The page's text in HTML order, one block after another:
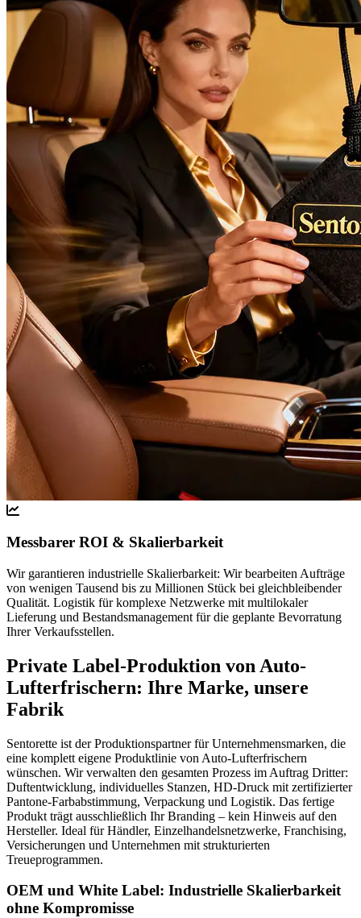
Messbarer ROI & Skalierbarkeit
Wir garantieren industrielle Skalierbarkeit: Wir bearbeiten Aufträge
von wenigen Tausend bis zu Millionen Stück bei gleichbleibender
Qualität. Logistik für komplexe Netzwerke mit multilokaler
Lieferung und Bestandsmanagement für die geplante Bevorratung
Ihrer Verkaufsstellen.
Private Label-Produktion von Auto-
Lufterfrischern: Ihre Marke, unsere
Fabrik
Sentorette ist der Produktionspartner für Unternehmensmarken, die
eine komplett eigene Produktlinie von Auto-Lufterfrischern
wünschen. Wir verwalten den gesamten Prozess im Auftrag Dritter:
Duftentwicklung, individuelles Stanzen, HD-Druck mit zertifizierter
Pantone-Farbabstimmung, Verpackung und Logistik. Das fertige
Produkt trägt ausschließlich Ihr Branding – kein Hinweis auf den
Hersteller. Ideal für Händler, Einzelhandelsnetzwerke, Franchising,
Versicherungen und Unternehmen mit strukturierten
Treueprogrammen.
OEM und White Label: Industrielle Skalierbarkeit
ohne Kompromisse